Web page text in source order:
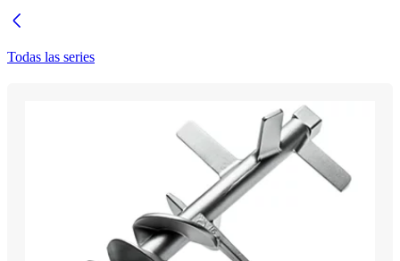
Todas las series